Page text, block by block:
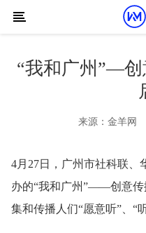
Skip to content
“我和广州”—创
来源： 金羊网
4月27日，广州市社科联、
办的“我和广州”——创意传
集和传播人们“愿意听”、“